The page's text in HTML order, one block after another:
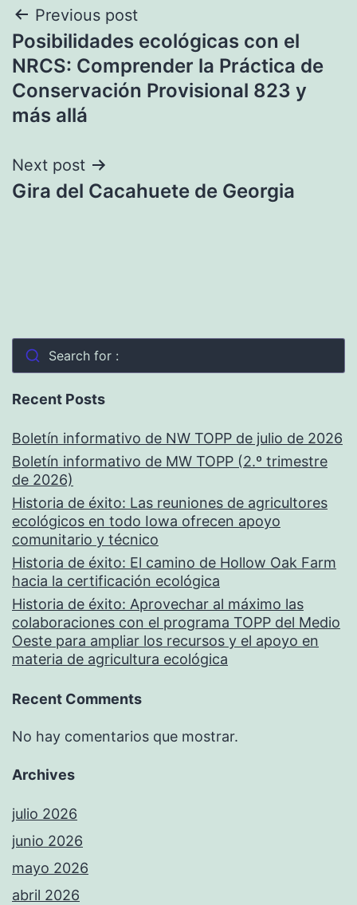
Navegación
de
entradas
Previous post
Posibilidades ecológicas con el
NRCS: Comprender la Práctica de
Conservación Provisional 823 y
más allá
Next post
Gira del Cacahuete de Georgia
Search for :
Recent Posts
Boletín informativo de NW TOPP de julio de 2026
Boletín informativo de MW TOPP (2.º trimestre
de 2026)
Historia de éxito: Las reuniones de agricultores
ecológicos en todo Iowa ofrecen apoyo
comunitario y técnico
Historia de éxito: El camino de Hollow Oak Farm
hacia la certificación ecológica
Historia de éxito: Aprovechar al máximo las
colaboraciones con el programa TOPP del Medio
Oeste para ampliar los recursos y el apoyo en
materia de agricultura ecológica
Recent Comments
No hay comentarios que mostrar.
Archives
julio 2026
junio 2026
mayo 2026
abril 2026